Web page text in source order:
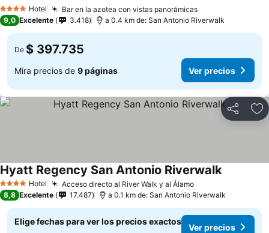
4 EstrellasHotel Bar en la azotea con vistas panorámicas
9,0 Excelente 3.418 a 0.4 km de: San Antonio Riverwalk
De $ 397.735
Mira precios de 9 páginas Ver precios
Compartir
4 EstrellasHotel Acceso directo al River Walk y al Álamo
Hyatt Regency San Antonio Riverwalk
8,8 Excelente 17.487 a 0.1 km de: San Antonio Riverwalk
Elige fechas para ver los precios exactos
Ver precios